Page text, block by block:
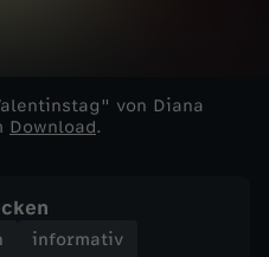
von Diana
Download.
informativ